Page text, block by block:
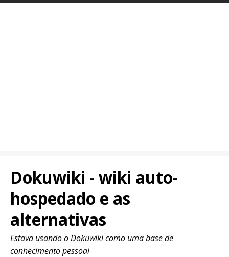
Dokuwiki - wiki auto-
hospedado e as
alternativas
Estava usando o Dokuwiki como uma base de
conhecimento pessoal